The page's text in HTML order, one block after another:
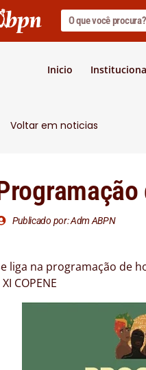
Inicio
Voltar em noticias
Publicado por: Adm ABPN
liga na programação de
XI COPENE